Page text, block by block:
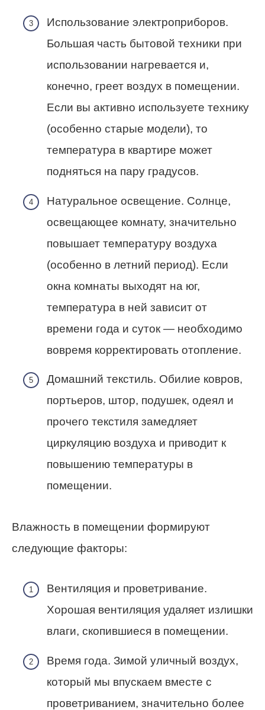
Использование электроприборов.
Большая часть бытовой техники при
использовании нагревается и,
конечно, греет воздух в помещении.
Если вы активно используете технику
(особенно старые модели), то
температура в квартире может
подняться на пару градусов.
Натуральное освещение. Солнце,
освещающее комнату, значительно
повышает температуру воздуха
(особенно в летний период). Если
окна комнаты выходят на юг,
температура в ней зависит от
времени года и суток — необходимо
вовремя корректировать отопление.
Домашний текстиль. Обилие ковров,
портьеров, штор, подушек, одеял и
прочего текстиля замедляет
циркуляцию воздуха и приводит к
повышению температуры в
помещении.
Влажность в помещении формируют
следующие факторы:
Вентиляция и проветривание.
Хорошая вентиляция удаляет излишки
влаги, скопившиеся в помещении.
Время года. Зимой уличный воздух,
который мы впускаем вместе с
проветриванием, значительно более